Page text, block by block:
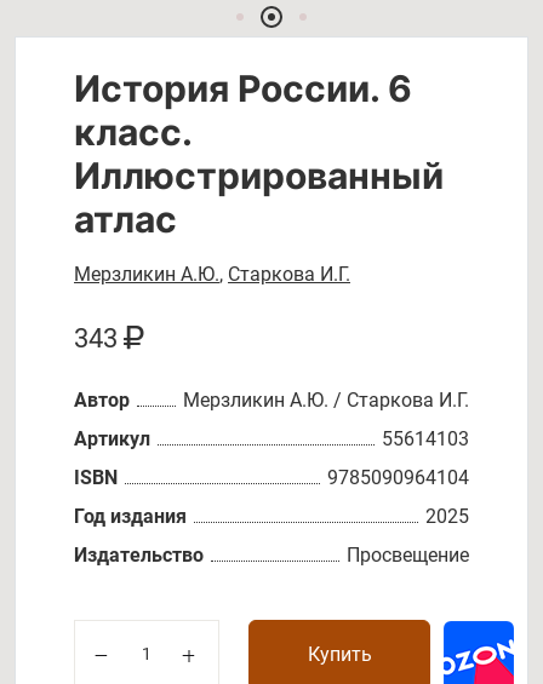
История России. 6
класс.
Иллюстрированный
атлас
Мерзликин А.Ю., Старкова И.Г.
343
Автор
Мерзликин А.Ю. / Старкова И.Г.
Артикул
55614103
ISBN
9785090964104
Год издания
2025
Издательство
Просвещение
Купить